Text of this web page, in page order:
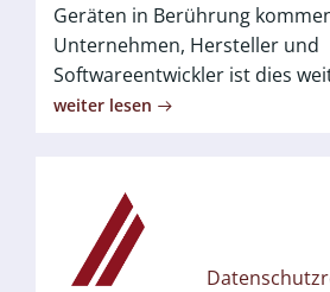
Geräten in Berührung
Unternehmen, Hersteller und
Softwareentwickler ist dies
weiter lesen